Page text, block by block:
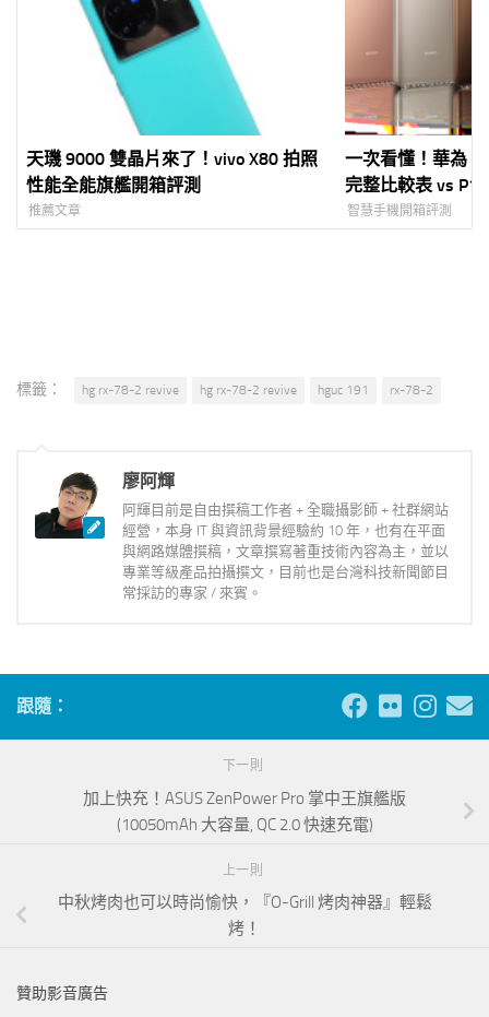
天璣 9000 雙晶片來了！vivo X80 拍照
性能全能旗艦開箱評測
推薦文章
一次看懂！華為
完整比較表 vs
看完整比全面！
智慧手機開箱評測
標籤： hg rx-78-2 revive hg rx-78-2 revive hguc 191 rx-78-2
廖阿輝
阿輝目前是自由撰稿工作者 + 全職攝影師 + 社群網站
經營，本身 IT 與資訊背景經驗約 10 年，也有在平面
與網路媒體撰稿，文章撰寫著重技術內容為主，並以
專業等級產品拍攝撰文，目前也是台灣科技新聞節目
常採訪的專家 / 來賓。
跟隨：
下一則
加上快充！ASUS ZenPower Pro 掌中王旗艦版
(10050mAh 大容量, QC 2.0 快速充電)
上一則
中秋烤肉也可以時尚愉快，『O-Grill 烤肉神器』輕鬆
烤！
贊助影音廣告